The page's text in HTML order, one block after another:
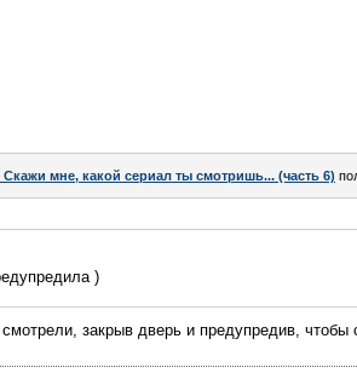
Скажи мне, какой сериал ты смотришь... (часть 6)
)
закрыв дверь и предупредив, чтобы